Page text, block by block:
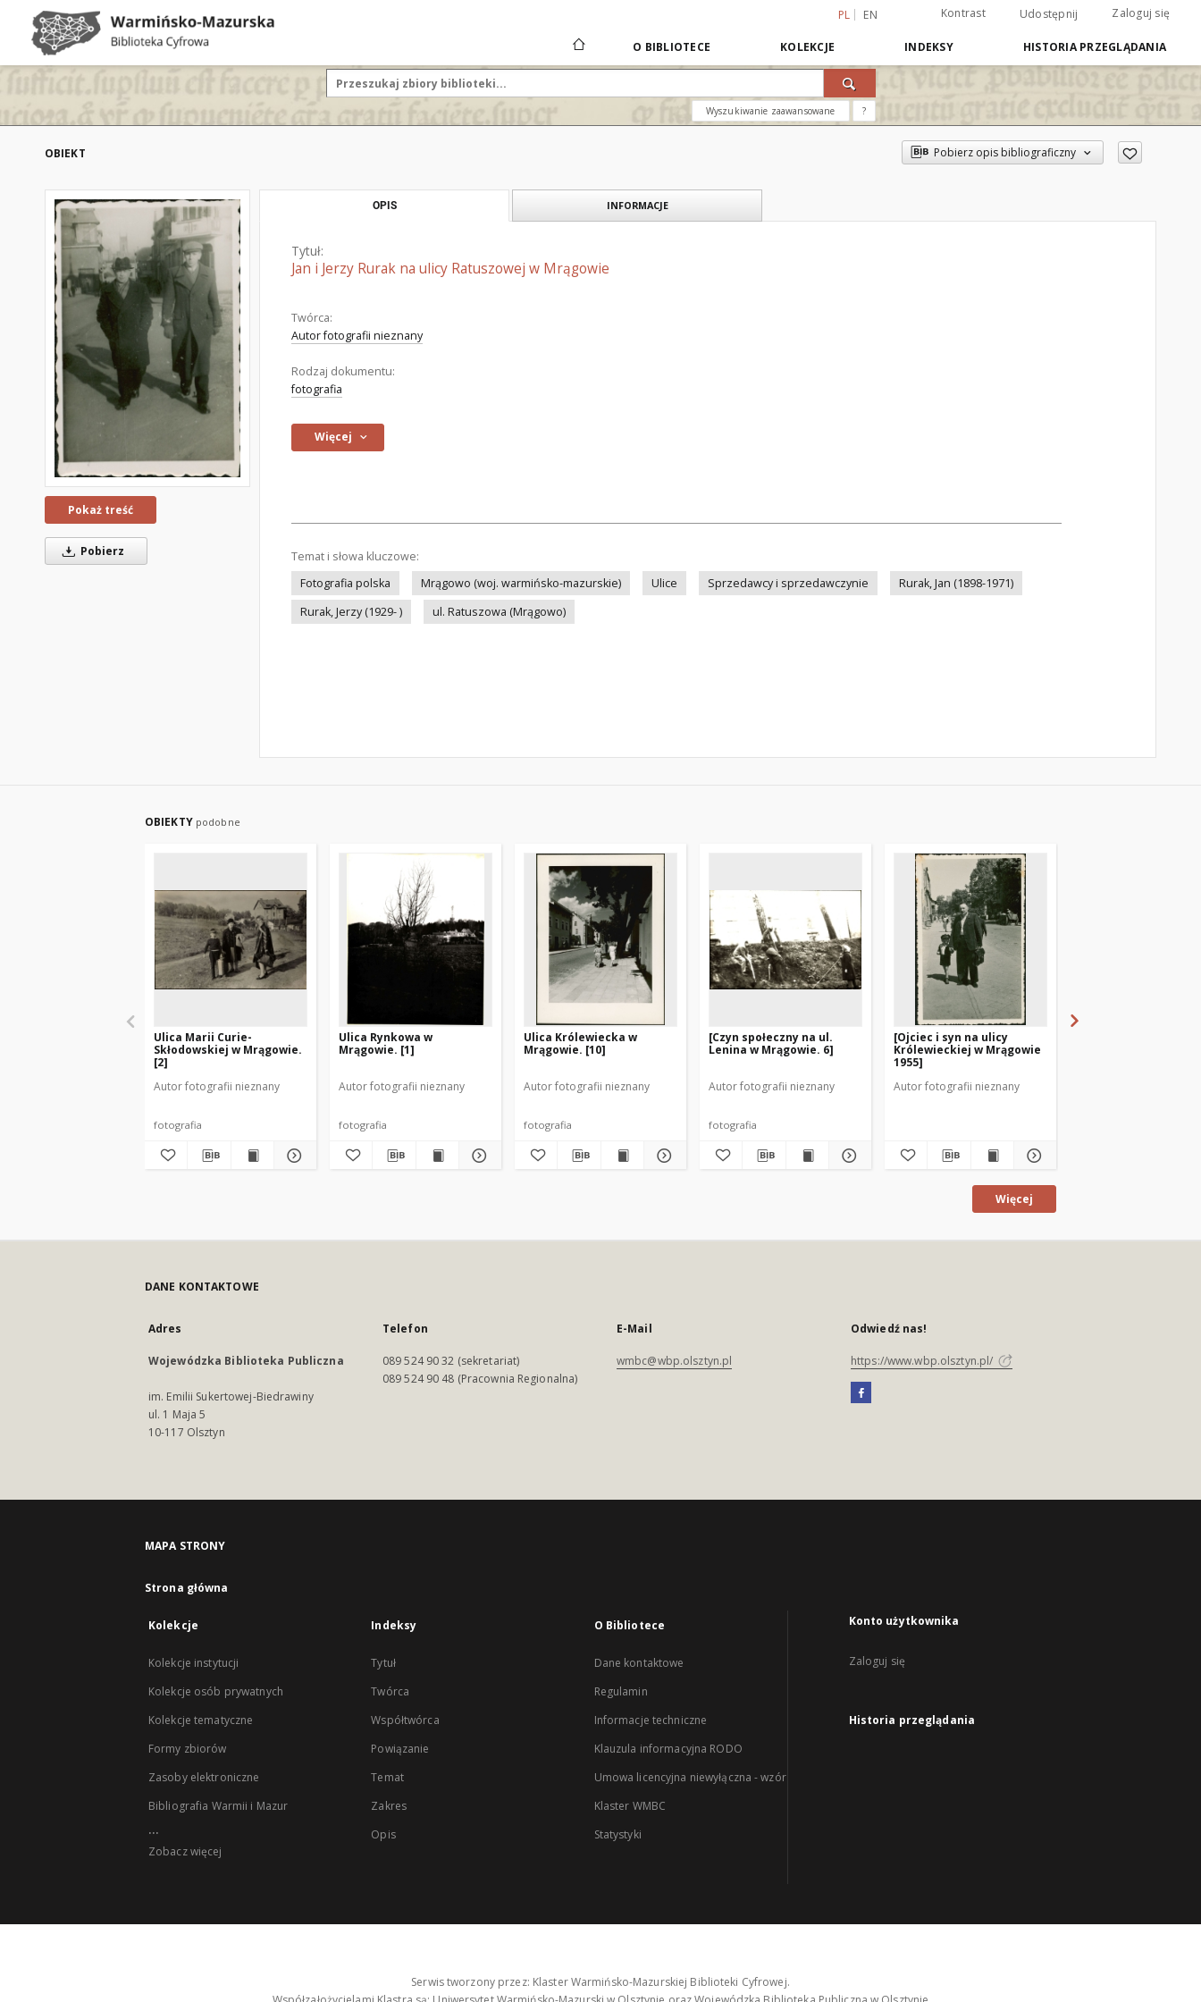
PL EN Kontrast Udostępnij Zaloguj się
O BIBLIOTECE KOLEKCJE INDEKSY HISTORIA PRZEGLĄDANIA
Wyszukiwanie zaawansowane ?
OBIEKT Pobierz opis bibliograficzny
Pokaż treść
Pobierz
OPIS INFORMACJE
Tytuł:
Jan i Jerzy Rurak na ulicy Ratuszowej w Mrągowie
Twórca:
Autor fotografii nieznany
Rodzaj dokumentu:
fotografia
Więcej
Temat i słowa kluczowe:
Fotografia polska
Mrągowo (woj. warmińsko-mazurskie) Ulice Sprzedawcy i sprzedawczynie
Rurak, Jan (1898-1971)
Rurak, Jerzy (1929- )
ul. Ratuszowa (Mrągowo)
OBIEKTY podobne
Ulica Marii Curie-
Skłodowskiej w Mrągowie.
[2]
Autor fotografii nieznany
fotografia
Ulica Rynkowa w
Mrągowie. [1]
Autor fotografii nieznany
fotografia
Ulica Królewiecka w
Mrągowie. [10]
Autor fotografii nieznany
fotografia
[Czyn społeczny na ul.
Lenina w Mrągowie. 6]
Autor fotografii nieznany
fotografia
[Ojciec i syn na ulicy
Królewieckiej w Mrągowie
1955]
Autor fotografii nieznany
Więcej
DANE KONTAKTOWE
Adres
Wojewódzka Biblioteka Publiczna
im. Emilii Sukertowej-Biedrawiny
ul. 1 Maja 5
10-117 Olsztyn
Telefon
089 524 90 32 (sekretariat)
089 524 90 48 (Pracownia Regionalna)
E-Mail
wmbc@wbp.olsztyn.pl
Odwiedź nas!
https://www.wbp.olsztyn.pl/
MAPA STRONY
Strona główna
Kolekcje
Kolekcje instytucji
Kolekcje osób prywatnych
Kolekcje tematyczne
Formy zbiorów
Zasoby elektroniczne
Bibliografia Warmii i Mazur
...
Zobacz więcej
Indeksy
Tytuł
Twórca
Współtwórca
Powiązanie
Temat
Zakres
Opis
O Bibliotece
Dane kontaktowe
Regulamin
Informacje techniczne
Klauzula informacyjna RODO
Umowa licencyjna niewyłączna - wzór
Klaster WMBC
Statystyki
Konto użytkownika
Zaloguj się
Historia przeglądania
Serwis tworzony przez: Klaster Warmińsko-Mazurskiej Biblioteki Cyfrowej.